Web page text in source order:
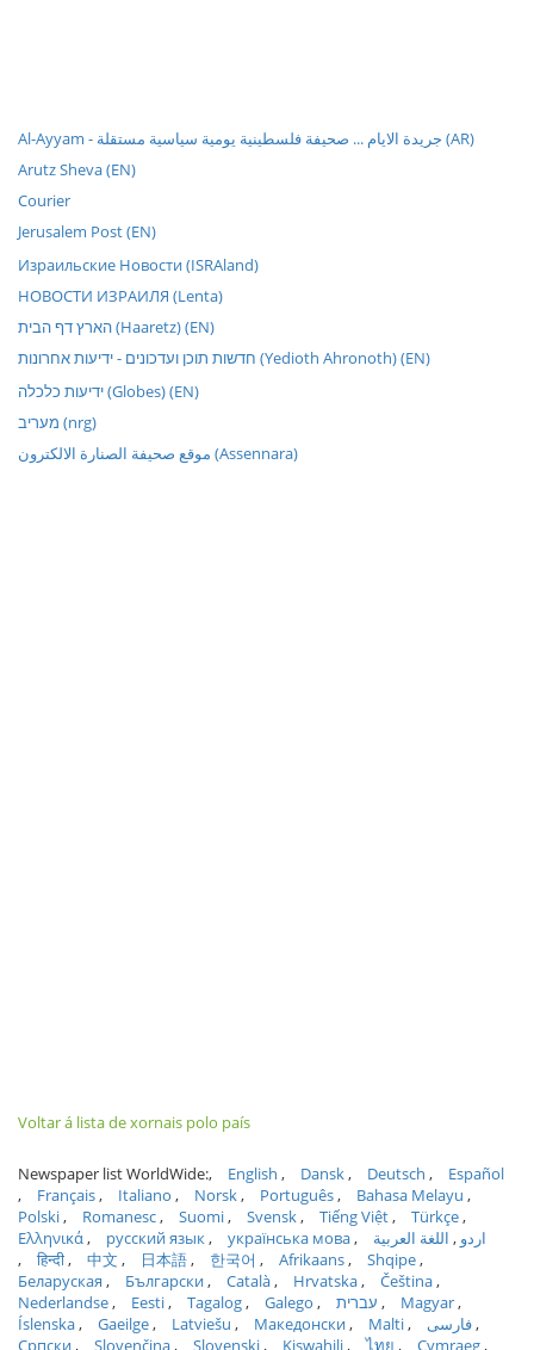
Al-Ayyam - جريدة الايام ... صحيفة فلسطينية يومية سياسية مستقلة (AR)
Arutz Sheva (EN)
Courier
Jerusalem Post (EN)
Израильские Новости (ISRAland)
НОВОСТИ ИЗРАИЛЯ (Lenta)
הארץ דף הבית (Haaretz) (EN)
חדשות תוכן ועדכונים - ידיעות אחרונות (Yedioth Ahronoth) (EN)
ידיעות כלכלה (Globes) (EN)
מעריב (nrg)
موقع صحيفة الصنارة الالكترون (Assennara)
Voltar á lista de xornais polo país
Newspaper list WorldWide: English Dansk Deutsch
Español
Français
Italiano Norsk Português
Bahasa Melayu
Polski
Romanesc Suomi Svensk Tiếng Việt
Türkçe
Ελληνικά
русский язык українська мова اردو
اللغة العربية
हिन्दी
中文 日本語 한국어 Afrikaans
Shqipe
Беларуская
Български Català Hrvatska
Čeština
Nederlandse
Eesti Tagalog Galego עברית
Magyar
Íslenska
Gaeilge Latviešu Македонски Malti
فارسی
Српски
Slovenčina Slovenski Kiswahili ไทย Cymraeg